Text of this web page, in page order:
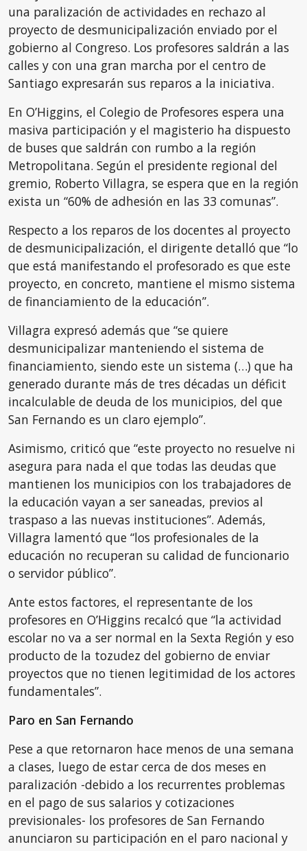
una paralización de actividades en rechazo al
proyecto de desmunicipalización enviado por el
gobierno al Congreso. Los profesores saldrán a las
calles y con una gran marcha por el centro de
Santiago expresarán sus reparos a la iniciativa.
En O’Higgins, el Colegio de Profesores espera una
masiva participación y el magisterio ha dispuesto
de buses que saldrán con rumbo a la región
Metropolitana. Según el presidente regional del
gremio, Roberto Villagra, se espera que en la región
exista un “60% de adhesión en las 33 comunas”.
Respecto a los reparos de los docentes al proyecto
de desmunicipalización, el dirigente detalló que “lo
que está manifestando el profesorado es que este
proyecto, en concreto, mantiene el mismo sistema
de financiamiento de la educación”.
Villagra expresó además que “se quiere
desmunicipalizar manteniendo el sistema de
financiamiento, siendo este un sistema (…) que ha
generado durante más de tres décadas un déficit
incalculable de deuda de los municipios, del que
San Fernando es un claro ejemplo”.
Asimismo, criticó que “este proyecto no resuelve ni
asegura para nada el que todas las deudas que
mantienen los municipios con los trabajadores de
la educación vayan a ser saneadas, previos al
traspaso a las nuevas instituciones”. Además,
Villagra lamentó que “los profesionales de la
educación no recuperan su calidad de funcionario
o servidor público”.
Ante estos factores, el representante de los
profesores en O’Higgins recalcó que “la actividad
escolar no va a ser normal en la Sexta Región y eso
producto de la tozudez del gobierno de enviar
proyectos que no tienen legitimidad de los actores
fundamentales”.
Paro en San Fernando
Pese a que retornaron hace menos de una semana
a clases, luego de estar cerca de dos meses en
paralización -debido a los recurrentes problemas
en el pago de sus salarios y cotizaciones
previsionales- los profesores de San Fernando
anunciaron su participación en el paro nacional y